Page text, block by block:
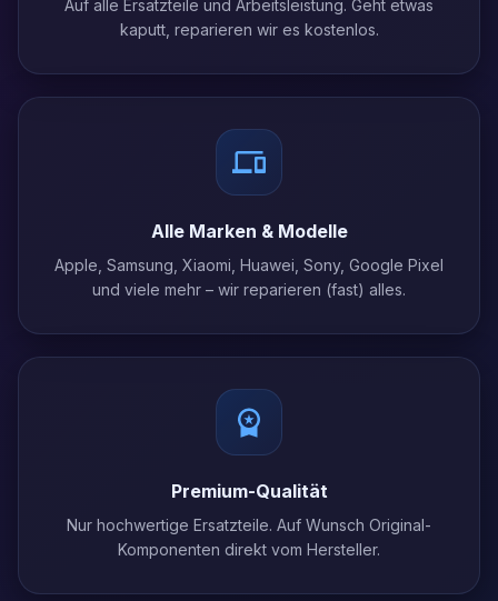
Auf alle Ersatzteile und Arbeitsleistung. Geht etwas
kaputt, reparieren wir es kostenlos.
Alle Marken & Modelle
Apple, Samsung, Xiaomi, Huawei, Sony, Google Pixel
und viele mehr – wir reparieren (fast) alles.
Premium-Qualität
Nur hochwertige Ersatzteile. Auf Wunsch Original-
Komponenten direkt vom Hersteller.